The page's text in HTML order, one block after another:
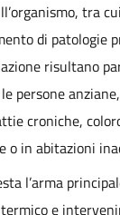
tra
di patologie
risultano
persone
croniche,
o in abitazioni
l’arma
e